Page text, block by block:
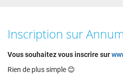
Inscription sur
Vous souhaitez vous inscrire sur
Rien de plus simple 😊